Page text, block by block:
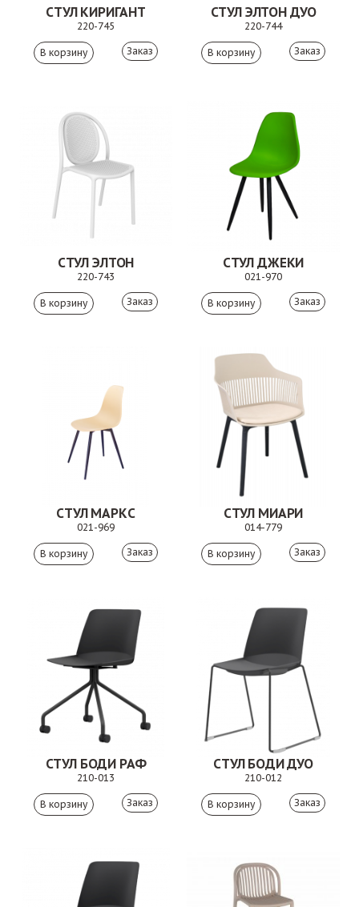
СТУЛ КИРИГАНТ
220-745
Заказ
СТУЛ ЭЛТОН ДУО
220-744
Заказ
СТУЛ ЭЛТОН
220-743
Заказ
СТУЛ ДЖЕКИ
021-970
Заказ
СТУЛ МАРКС
021-969
Заказ
СТУЛ МИАРИ
014-779
Заказ
СТУЛ БОДИ РАФ
210-013
Заказ
СТУЛ БОДИ ДУО
210-012
Заказ